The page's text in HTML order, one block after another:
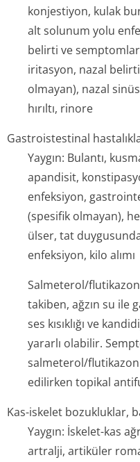
konjestiyon, kulak
alt solunum yolu
belirti ve
iritasyon, nazal
olmayan), nazal
hırıltı, rinore
Gastroistestinal
Yaygın: Bulantı,
apandisit,
enfeksiyon,
(spesifik olmayan),
ülser, tat
enfeksiyon, kilo alımı
Salmeterol/flu­tikazon
takiben, ağzın su ile
ses kısıklığı ve
yararlı olabilir.
salmeterol/
edilirken topikal
Kas-iskelet bozukluklar,
Yaygın: İskelet-kas
artralji, artiküler